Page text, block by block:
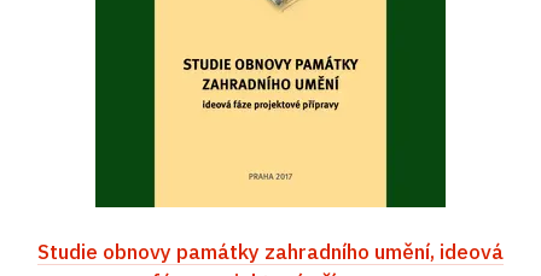
Studie obnovy památky zahradního umění, ideová